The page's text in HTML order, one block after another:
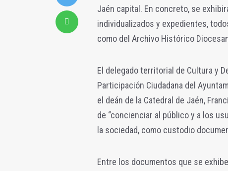
Jaén capital. En concreto, se
individualizados y expedientes,
como del Archivo Histórico
El delegado territorial de Cultura y
Participación Ciudadana del
el deán de la Catedral de Jaén,
de “concienciar al público y a los
la sociedad, como custodio
Entre los documentos que se